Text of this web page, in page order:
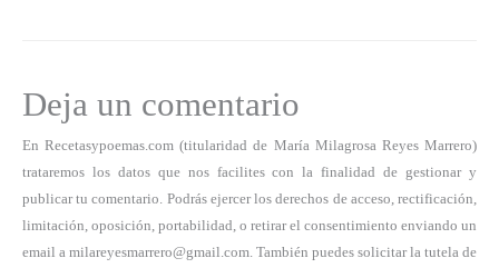
Deja un comentario
En Recetasypoemas.com (titularidad de María Milagrosa Reyes Marrero)
trataremos los datos que nos facilites con la finalidad de gestionar y
publicar tu comentario. Podrás ejercer los derechos de acceso, rectificación,
limitación, oposición, portabilidad, o retirar el consentimiento enviando un
email a milareyesmarrero@gmail.com. También puedes solicitar la tutela de